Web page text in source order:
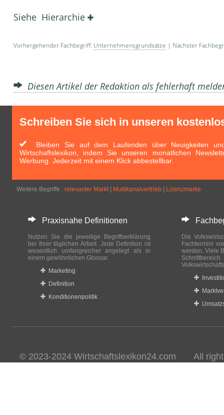
Siehe Hierarchie
Vorhergehender Fachbegriff: Unternehmensgrundsätze | Nächster
Diesen Artikel der Redaktion als fehlerhaft
Schreiben Sie sich in unseren
Bleiben Sie auf dem Laufenden über Neuigkeiten
Wirtschaftslexikon, indem Sie unseren monatlichen
Werbung. Jederzeit mit einem Klick abbestellbar.
Weitere Begriffe : relevanter Markt| Multikanalvertrieb Lizenzmarke
Praxisnahe Definitionen
Nutzen Sie die jeweilige Begriffserklärung
bei Ihrer täglichen Arbeit. Jede Definition ist
wesentlich umfangreicher angelegt als in
einem gewöhnlichen Glossar.
Marketing
Definition
Konditionenpolitik
Die
Fachtermini
werden. Viele
© 2023-2024 Wirtschaftslexikon24.com All